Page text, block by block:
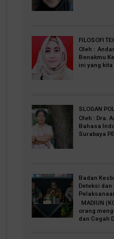
FILOSOFI
Oleh :
Benakmu
ini yang kita
SLOGAN
Oleh : Dra.
Bahasa
Surabaya
Badan
Deteksi
MADIUN
orang
dan Cegah